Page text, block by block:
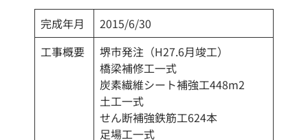
完成年月
2015/6/30
工事概要
堺市発注（H27.6月竣工）
橋梁補修工一式
炭素繊維シート補強工448m2
土工一式
せん断補強鉄筋工624本
足場工一式